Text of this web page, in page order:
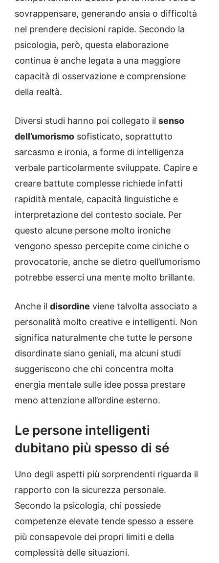
sovrappensare, generando ansia o difficoltà
nel prendere decisioni rapide. Secondo la
psicologia, però, questa elaborazione
continua è anche legata a una maggiore
capacità di osservazione e comprensione
della realtà.
Diversi studi hanno poi collegato il senso
dell’umorismo sofisticato, soprattutto
sarcasmo e ironia, a forme di intelligenza
verbale particolarmente sviluppate. Capire e
creare battute complesse richiede infatti
rapidità mentale, capacità linguistiche e
interpretazione del contesto sociale. Per
questo alcune persone molto ironiche
vengono spesso percepite come ciniche o
provocatorie, anche se dietro quell’umorismo
potrebbe esserci una mente molto brillante.
Anche il disordine viene talvolta associato a
personalità molto creative e intelligenti. Non
significa naturalmente che tutte le persone
disordinate siano geniali, ma alcuni studi
suggeriscono che chi concentra molta
energia mentale sulle idee possa prestare
meno attenzione all’ordine esterno.
Le persone intelligenti
dubitano più spesso di sé
Uno degli aspetti più sorprendenti riguarda il
rapporto con la sicurezza personale.
Secondo la psicologia, chi possiede
competenze elevate tende spesso a essere
più consapevole dei propri limiti e della
complessità delle situazioni.